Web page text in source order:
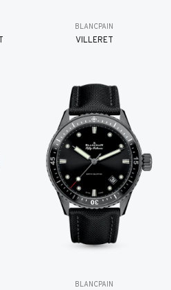
BLANCPAIN
VILLERET
BLANCPAIN